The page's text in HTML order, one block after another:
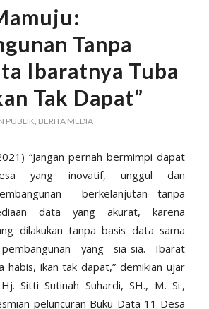
Tanpa
Ibaratnya Tuba
Tak Dapat”
PUBLIK, BERITA MEDIA
“Jangan pernah bermimpi dapat
yang inovatif, unggul dan
berkelanjutan tanpa
data yang akurat, karena
dilakukan tanpa basis data sama
yang sia-sia. Ibarat
habis, ikan tak dapat,” demikian ujar
Sitti Sutinah Suhardi, SH., M. Si.,
peluncuran Buku Data 11 Desa